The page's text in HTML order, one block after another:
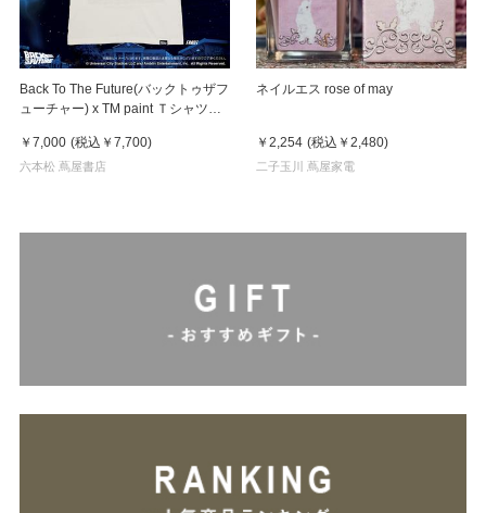
Back To The Future(バックトゥザフ
ューチャー) x TM paint Ｔシャツ
￥7,000 (税込 ￥7,700)
六本松 蔦屋書店
ネイルエス rose of may
￥2,254 (税込 ￥2,480)
二子玉川 蔦屋家電